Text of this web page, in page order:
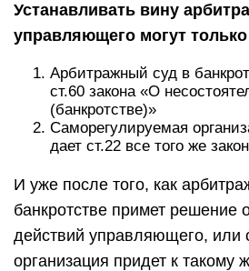
Устанавливать вину
управляющего могут
Арбитражный суд в
ст.60 закона «О
(банкротстве)»
Саморегулируемая
дает ст.22 все того же
И уже после того, как
банкротстве примет решение
действий управляющего, или
организация придет к такому